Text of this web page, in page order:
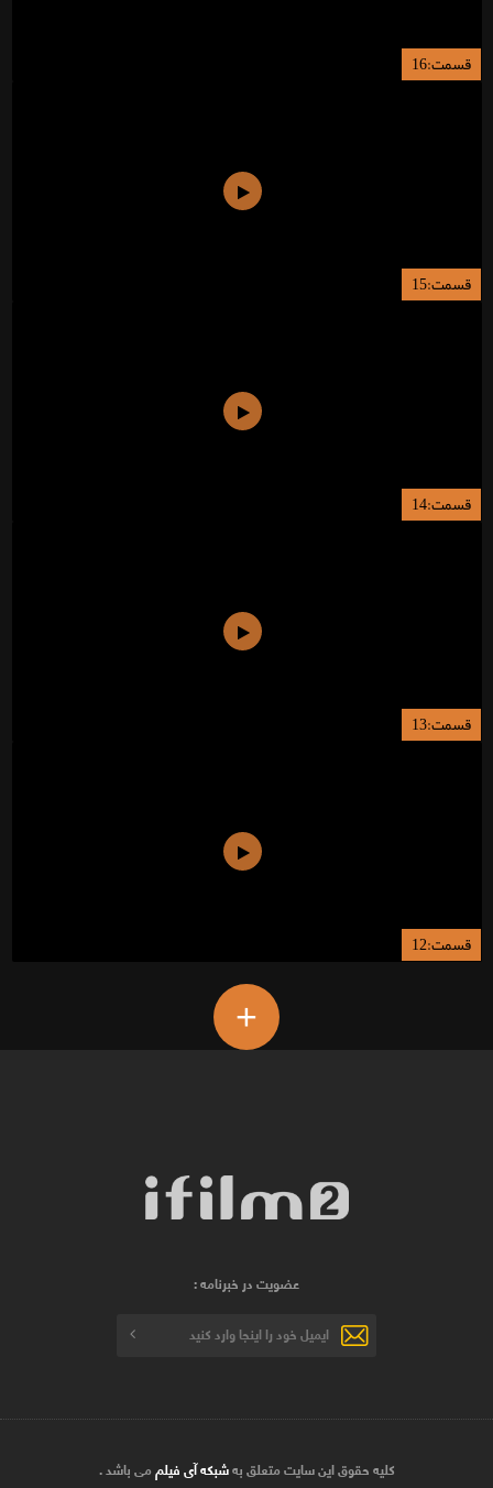
قسمت:16
قسمت:15
قسمت:14
قسمت:13
قسمت:12
+
عضویت در خبرنامه :
کلیه حقوق این سایت متعلق بهشبکه آی فیلممی باشد .